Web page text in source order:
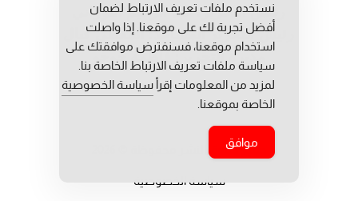
رئيس التحرير: عبد الرحيم التوراني
رئيس التحرير المساعد: المعطي قبال
مديرة التحرير: فاطمة حوحو
جميع حقوق النشر محفوظة © 2026
سياسة الخصوصية
نستخدم ملفات تعريف الارتباط لضمان
أفضل تجربة لك على موقعنا. إذا واصلت
استخدام موقعنا، فسنفترض موافقتك على
سياسة ملفات تعريف الارتباط الخاصة بنا.
لمزيد من المعلومات إقرأ سياسة الخصوصية
الخاصة بموقعنا.
موافق